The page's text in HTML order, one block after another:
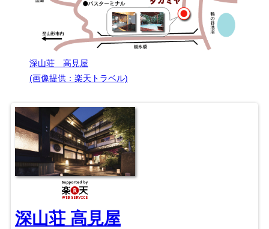
深山荘 高見屋
(画像提供：楽天トラベル)
深山荘 高見屋